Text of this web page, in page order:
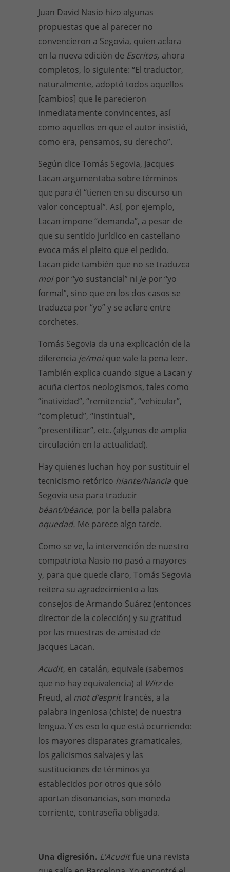
Juan David Nasio hizo algunas
propuestas que al parecer no
convencieron a Segovia, quien aclara
en la nueva edición de Escritos, ahora
completos, lo siguiente: “El traductor,
naturalmente, adoptó todos aquellos
[cambios] que le parecieron
inmediatamente convincentes, así
como aquellos en que el autor insistió,
como era, pensamos, su derecho”.
Según dice Tomás Segovia, Jacques
Lacan argumentaba sobre términos
que para él “tienen en su discurso un
valor conceptual”. Así, por ejemplo,
Lacan impone “demanda”, a pesar de
que su sentido jurídico en castellano
evoca más el pleito que el pedido.
Lacan pide también que no se traduzca
moipor “yo sustancial” ni je por “yo
formal”, sino que en los dos casos se
traduzca por “yo” y se aclare entre
corchetes.
Tomás Segovia da una explicación de la
diferencia je/moique vale la pena leer.
También explica cuando sigue a Lacan y
acuña ciertos neologismos, tales como
“inatividad”, “remitencia”, “vehicular”,
“completud”, “instintual”,
“presentificar”, etc. (algunos de amplia
circulación en la actualidad).
Hay quienes luchan hoy por sustituir el
tecnicismo retórico hiante/hiancia que
Segovia usa para traducir
béant/béance, por la bella palabra
oquedad. Me parece algo tarde.
Como se ve, la intervención de nuestro
compatriota Nasio no pasó a mayores
y, para que quede claro, Tomás Segovia
reitera su agradecimiento a los
consejos de Armando Suárez (entonces
director de la colección) y su gratitud
por las muestras de amistad de
Jacques Lacan.
Acudit, en catalán, equivale (sabemos
que no hay equivalencia) al Witzde
Freud, al mot d’espritfrancés, a la
palabra ingeniosa (chiste) de nuestra
lengua. Y es eso lo que está ocurriendo:
los mayores disparates gramaticales,
los galicismos salvajes y las
sustituciones de términos ya
establecidos por otros que sólo
aportan disonancias, son moneda
corriente, contraseña obligada.
Una digresión. L’Acuditfue una revista